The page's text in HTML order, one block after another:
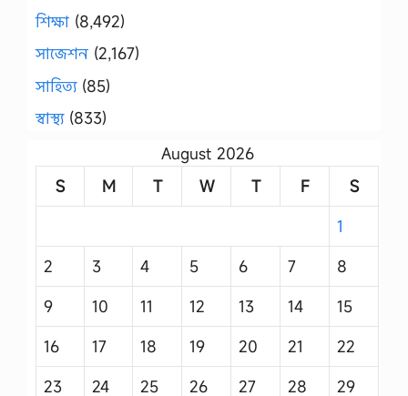
শিক্ষা (8,492)
সাজেশন (2,167)
সাহিত্য(85)
স্বাস্থ্য(833)
August 2026
S
M T W T F
S
1
2
3 4 5 6 7
8
9
10 11 12 13 14
15
16
17 18 19 20 21
22
23
24 25 26 27 28 29